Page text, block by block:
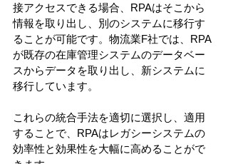
接アクセスできる場合、RPAはそこから
情報を取り出し、別のシステムに移行す
ることが可能です。物流業F社では、RPA
が既存の在庫管理システムのデータベー
スからデータを取り出し、新システムに
移行しています。
これらの統合手法を適切に選択し、適用
することで、RPAはレガシーシステムの
効率性と効果性を大幅に高めることがで